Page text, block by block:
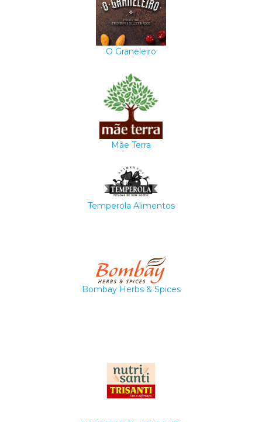
O Graneleiro
Mãe Terra
Temperola Alimentos
Bombay Herbs & Spices